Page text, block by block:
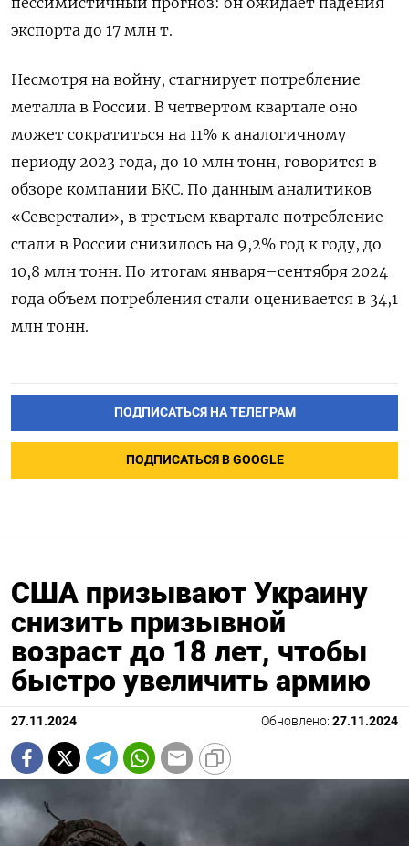
экспорта до 17 млн т.
Несмотря на войну, стагнирует потребление
металла в России. В четвертом квартале оно
может сократиться на 11% к аналогичному
периоду 2023 года, до 10 млн тонн, говорится в
обзоре компании БКС. По данным аналитиков
«Северстали», в третьем квартале потребление
стали в России снизилось на 9,2% год к году, до
10,8 млн тонн. По итогам января–сентября 2024
года объем потребления стали оценивается в 34,1
млн тонн.
ПОДПИСАТЬСЯ НА ТЕЛЕГРАМ
ПОДПИСАТЬСЯ В GOOGLE
США призывают Украину
снизить призывной
возраст до 18 лет, чтобы
быстро увеличить армию
27.11.2024 Обновлено: 27.11.2024